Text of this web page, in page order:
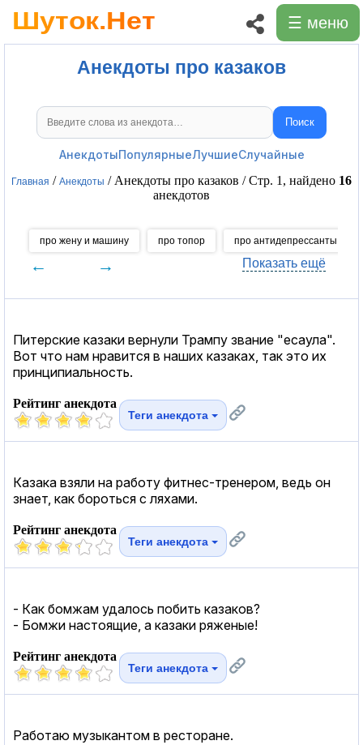
☰ меню
Анекдоты про казаков
Поиск анекдотов Поиск
АнекдотыПопулярныеЛучшиеСлучайные
Главная / Анекдоты / Анекдоты про казаков / Стр. 1, найдено 16
анекдотов
про жену и машину про топор про антидепрессанты
← → Показать ещё
Питерские казаки вернули Трампу звание "есаула".
Вот что нам нравится в наших казаках, так это их
принципиальность.
Рейтинг анекдота
Теги анекдота
Казака взяли на работу фитнес-тренером, ведь он
знает, как бороться с ляхами.
Рейтинг анекдота
Теги анекдота
- Как бомжам удалось побить казаков?
- Бомжи настоящие, а казаки ряженые!
Рейтинг анекдота
Теги анекдота
Работаю музыкантом в ресторане.